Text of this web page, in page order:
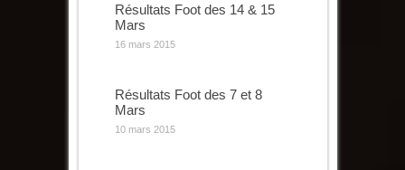
Résultats Foot des 14 & 15
Mars
16 mars 2015
Résultats Foot des 7 et 8
Mars
10 mars 2015